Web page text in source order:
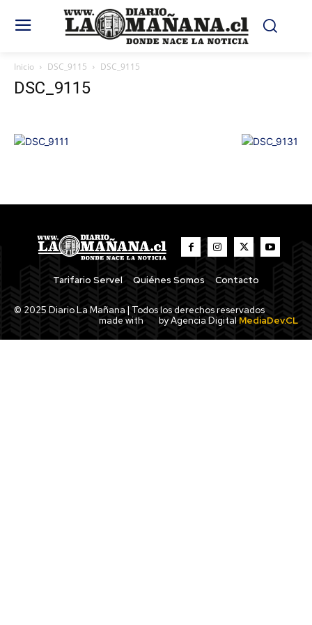
Inicio DSC_9115 DSC_9115
DSC_9115
Tarifario Servel Quiénes Somos Contacto
© 2025 Diario La Mañana | Todos los derechos reservados
made with
by Agencia Digital MediaDev.CL